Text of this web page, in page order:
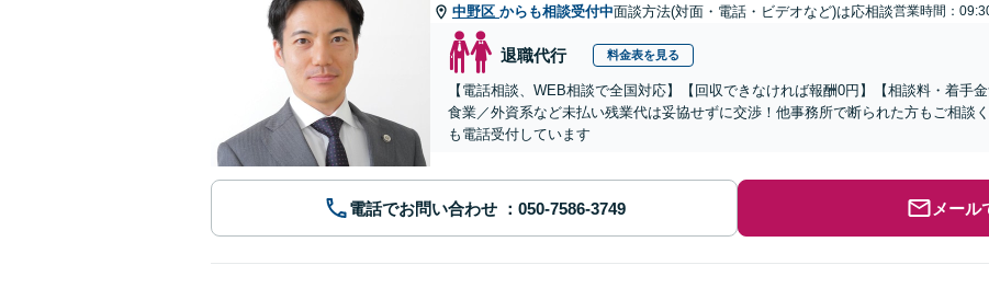
中野区 からも相談受付中面談方法(対面・電話・ビデオなど)は応相談営業時間：
退職代行 料金表を見る
【電話相談、WEB相談で全国対応】【回収できなければ報酬0円】【相談料・着手
食業／外資系など未払い残業代は妥協せずに交渉！他事務所で断られた方もご相談
も電話受付しています
電話でお問い合わせ メール